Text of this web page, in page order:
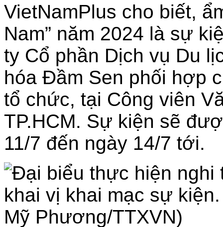
VietNamPlus cho biết,
Nam” năm 2024 là sự
ty Cổ phần Dịch vụ Du
hóa Đầm Sen phối hợp
tổ chức, tại Công viên
TP.HCM. Sự kiện sẽ
11/7 đến ngày 14/7 tới.